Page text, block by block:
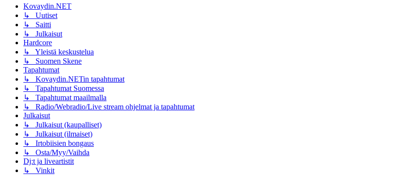
Kovaydin.NET
↳ Uutiset
↳ Saitti
↳ Julkaisut
Hardcore
↳ Yleistä keskustelua
↳ Suomen Skene
Tapahtumat
↳ Kovaydin.NETin tapahtumat
↳ Tapahtumat Suomessa
↳ Tapahtumat maailmalla
↳ Radio/Webradio/Live stream ohjelmat ja tapahtumat
Julkaisut
↳ Julkaisut (kaupalliset)
↳ Julkaisut (ilmaiset)
↳ Irtobiisien bongaus
↳ Osta/Myy/Vaihda
Dj:t ja liveartistit
↳ Vinkit